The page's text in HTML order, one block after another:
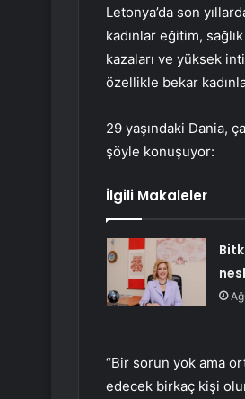
Letonya’da son
kadınlar eğitim,
kazaları ve yüksek
özellikle bekar
29 yaşındaki Dania,
şöyle konuşuyor:
İlgili Makaleler
“Bir sorun yok ama
edecek birkaç kişi